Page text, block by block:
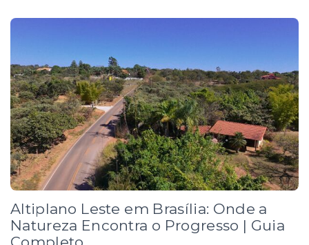
Altiplano Leste em Brasília: Onde a
Natureza Encontra o Progresso | Guia